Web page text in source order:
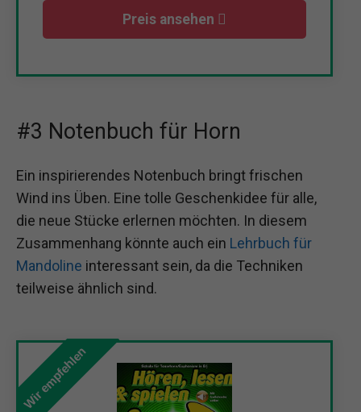
Preis ansehen
#3 Notenbuch für Horn
Ein inspirierendes Notenbuch bringt frischen
Wind ins Üben. Eine tolle Geschenkidee für alle,
die neue Stücke erlernen möchten. In diesem
Zusammenhang könnte auch ein Lehrbuch für
Mandoline interessant sein, da die Techniken
teilweise ähnlich sind.
Wir empfehlen